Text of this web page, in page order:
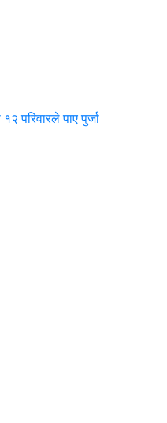
परिवारले पाए पुर्जा